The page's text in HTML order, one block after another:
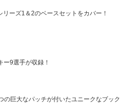
ーズ1＆2のベースセットをカバー！
9選手が収録！
の巨大なパッチが付いたユニークなブック